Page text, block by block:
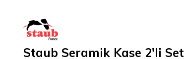
Staub Seramik Kase 2'li